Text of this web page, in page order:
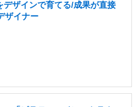
デザインで育てる/成果が直接
ザイナー